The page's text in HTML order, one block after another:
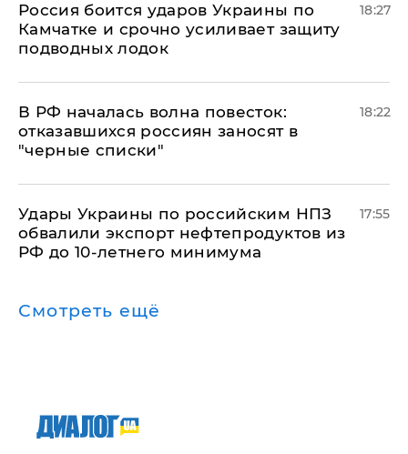
Россия боится ударов Украины по
Камчатке и срочно усиливает защиту
подводных лодок
18:27
​В РФ началась волна повесток:
отказавшихся россиян заносят в
"черные списки"
18:22
Удары Украины по российским НПЗ
обвалили экспорт нефтепродуктов из
РФ до 10-летнего минимума
17:55
Смотреть ещё